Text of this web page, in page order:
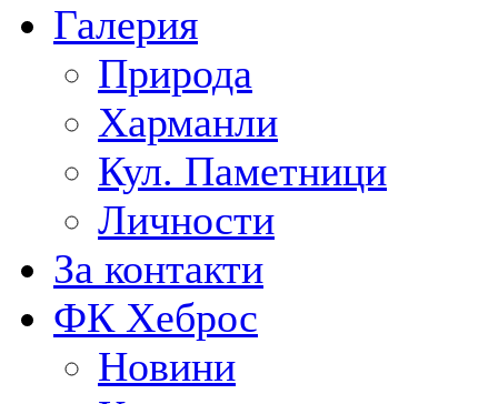
Галерия
Природа
Харманли
Кул. Паметници
Личности
За контакти
ФК Хеброс
Новини